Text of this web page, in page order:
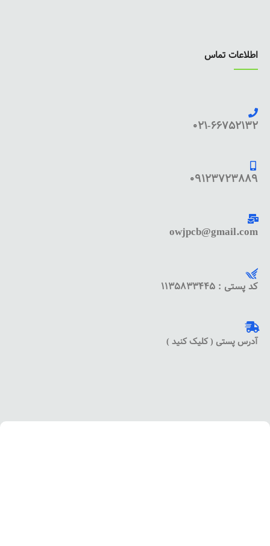
اطلاعات تماس
021-66752132
09123723889
owjpcb@gmail.com
کد پستی : 1135833445
آدرس پستی ( کلیک کنید )